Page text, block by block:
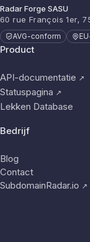
Radar Forge SASU
60 rue François 1er,
AVG-conform
Product
API-documentatie ↗
Statuspagina ↗
Lekken Database
Bedrijf
Blog
Contact
SubdomainRadar.io ↗